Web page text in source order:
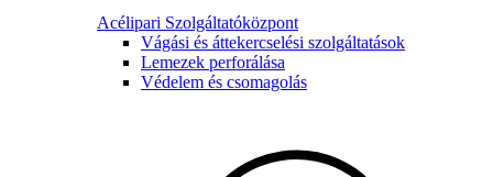
Acélipari Szolgáltatóközpont
Vágási és áttekercselési szolgáltatások
Lemezek perforálása
Védelem és csomagolás